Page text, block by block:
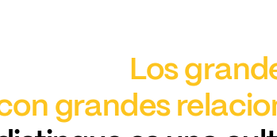
Los
grandes